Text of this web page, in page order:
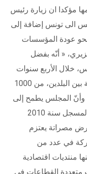
مؤكدا ان زيارة رئيس
أمس الى تونس إضافة إلى
نحو عودة المؤسسات
« أنّه بفضل
خلال الأربع سنوات
الماضية، تضاعف حجم المبادلات التجارية بين البلدين، من 1000
2000 مليون دينار، وأنّ المجلس يطمح إلى
بلوغ 3500 مليون دينار وهو نفس الرقم المسجل سنة 2010
مصراتة يعتزم
في عدد من
منتديات اقتصادية
متعددة القطاعات في